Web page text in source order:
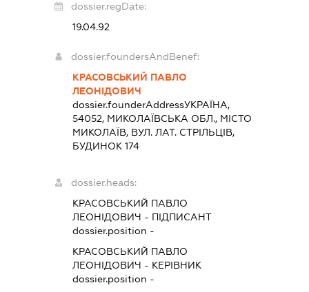
dossier.regDate:
19.04.92
dossier.foundersAndBenef:
КРАСОВСЬКИЙ ПАВЛО
ЛЕОНІДОВИЧ
dossier.founderAddressУКРАЇНА,
54052, МИКОЛАЇВСЬКА ОБЛ., МІСТО
МИКОЛАЇВ, ВУЛ. ЛАТ. СТРІЛЬЦІВ,
БУДИНОК 174
dossier.heads:
КРАСОВСЬКИЙ ПАВЛО
ЛЕОНІДОВИЧ - ПІДПИСАНТ
dossier.position -
КРАСОВСЬКИЙ ПАВЛО
ЛЕОНІДОВИЧ - КЕРІВНИК
dossier.position -